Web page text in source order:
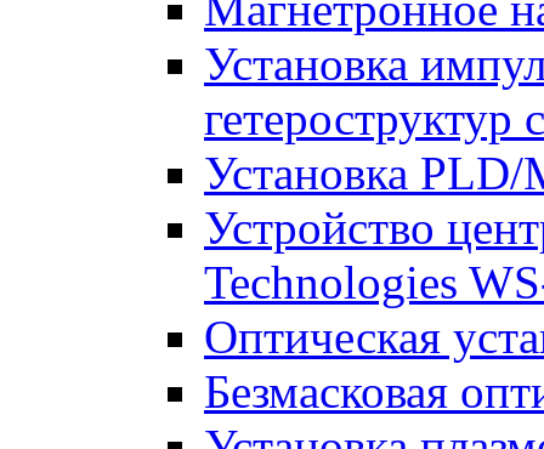
Установка
Установка
Устройство
Technologies
Оптическая
Безмасковая